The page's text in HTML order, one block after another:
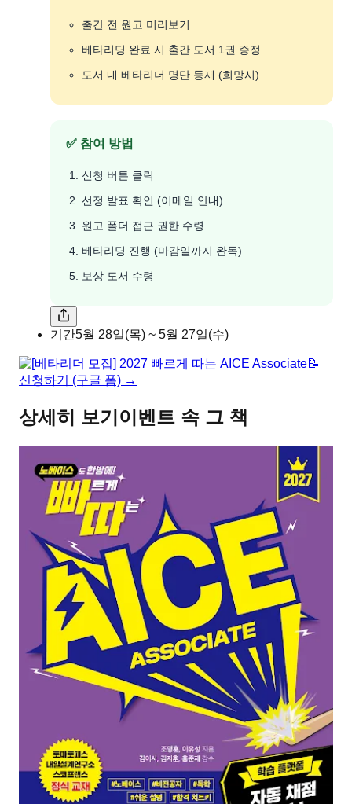
출간 전 원고 미리보기
베타리딩 완료 시 출간 도서 1권 증정
도서 내 베타리더 명단 등재 (희망시)
✅ 참여 방법
신청 버튼 클릭
선정 발표 확인 (이메일 안내)
원고 폴더 접근 권한 수령
베타리딩 진행 (마감일까지 완독)
보상 도서 수령
기간5월 28일(목) ~ 5월 27일(수)
📝
신청하기 (구글 폼) →
상세히 보기 이벤트 속 그 책